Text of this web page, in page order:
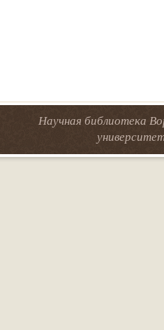
Научная библиотека